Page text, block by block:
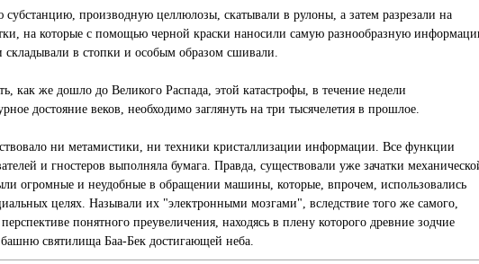
производную целлюлозы, скатывали в рулоны, а затем разрезали на
на которые с помощью черной краски наносили самую разнообразную
складывали в стопки и особым образом сшивали.
как же дошло до Великого Распада, этой катастрофы, в течение недели
достояние веков, необходимо заглянуть на три тысячелетия в прошлое.
ни метамистики, ни техники кристаллизации информации. Все функции
и гностеров выполняла бумага. Правда, существовали уже зачатки
огромные и неудобные в обращении машины, которые, впрочем, использовались
целях. Называли их "электронными мозгами", вследствие того же самого,
понятного преувеличения, находясь в плену которого древние зодчие
святилища Баа-Бек достигающей неба.